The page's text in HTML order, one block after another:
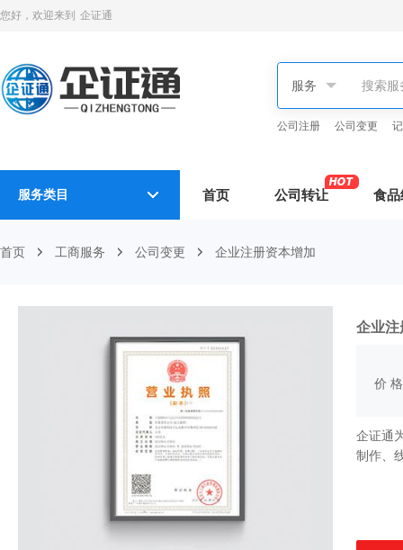
您好，欢迎来到 企证通
公司注册 公司变更
服务类目 首页 公司转让 食
首页 工商服务 公司变更 企业注册资本增加
企业注
价
企证通
制作、